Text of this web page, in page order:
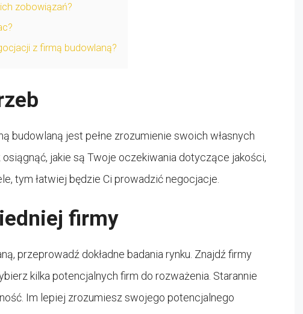
zobowiązań?
z firmą budowlaną?
budowlaną jest pełne zrozumienie swoich własnych
jakie są Twoje oczekiwania dotyczące jakości,
tym łatwiej będzie Ci prowadzić negocjacje.
firmy
przeprowadź dokładne badania rynku. Znajdź firmy
kilka potencjalnych firm do rozważenia. Starannie
Im lepiej zrozumiesz swojego potencjalnego